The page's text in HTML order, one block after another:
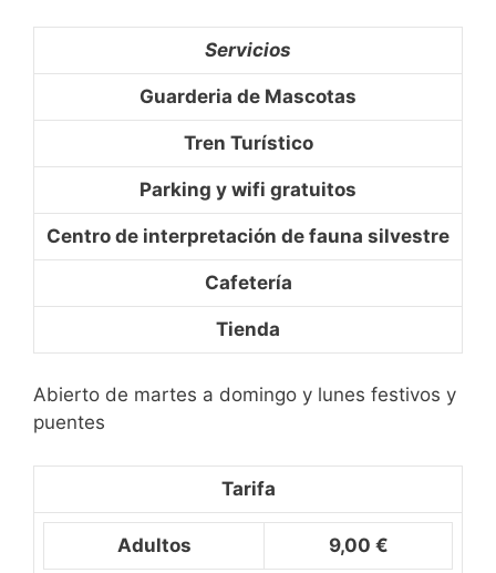
Servicios
Guarderia de Mascotas
Tren Turístico
Parking y wifi gratuitos
Centro de interpretación de fauna silvestre
Cafetería
Tienda
Abierto de martes a domingo y lunes festivos y
puentes
Tarifa
Adultos 9,00 €